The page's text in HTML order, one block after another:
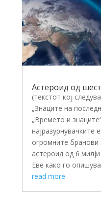
Астероид од
(текстот кој
„Знаците на
„Времето и
најразурнувачките
огромните
астероид од 6
Еве како го
read more